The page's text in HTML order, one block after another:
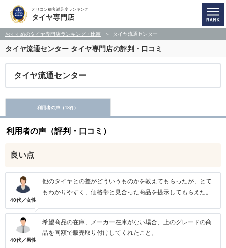
オリコン顧客満足度ランキング
タイヤ専門店
おすすめのタイヤ専門店ランキング・比較 タイヤ流通センター
タイヤ流通センター タイヤ専門店の評判・口コミ
タイヤ流通センター
利用者の声（18件）
利用者の声（評判・口コミ）
良い点
40代／女性
他のタイヤとの差がどういうものかを教えてもらったが、とて
もわかりやすく、価格帯と見合った商品を提示してもらえた。
40代／男性
希望商品の在庫、メーカー在庫がない場合、上のグレードの商
品を同額で販売取り付けしてくれたこと。